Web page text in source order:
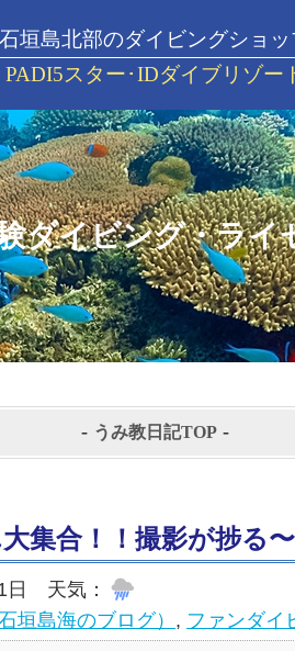
石垣島北部のダイビングショッ
PADI5スター･IDダイブリゾー
ダイビング・ライ
- うみ教日記TOP -
集合！！撮影が捗る
日 天気：
垣島海のブログ） , ファンダイ